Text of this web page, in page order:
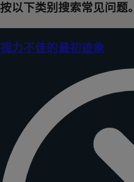
按以下类别搜索常见问题。
视力不佳的最初迹象